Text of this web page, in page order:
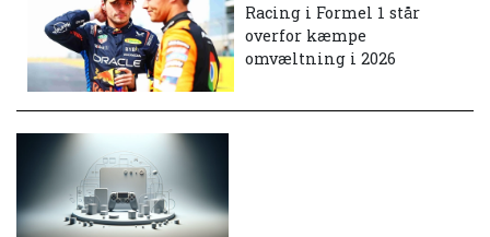
Racing i Formel 1 står
overfor kæmpe
omvæltning i 2026